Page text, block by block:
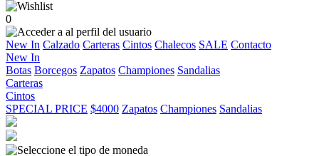
0
New In Calzado Carteras Cintos Chalecos SALE Contacto
New In
Botas Borcegos Zapatos Championes Sandalias
Carteras
Cintos
SPECIAL PRICE $4000 Zapatos Championes Sandalias